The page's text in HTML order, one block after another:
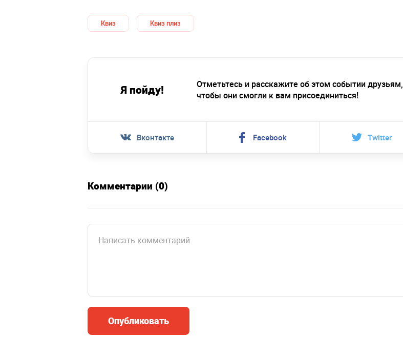
Квиз Квиз плиз
Я пойду!
Отметьтесь и расскажите об этом событии друзьям,
чтобы они смогли к вам присоединиться!
Вконтакте Facebook Twitter
Комментарии (0)
Опубликовать